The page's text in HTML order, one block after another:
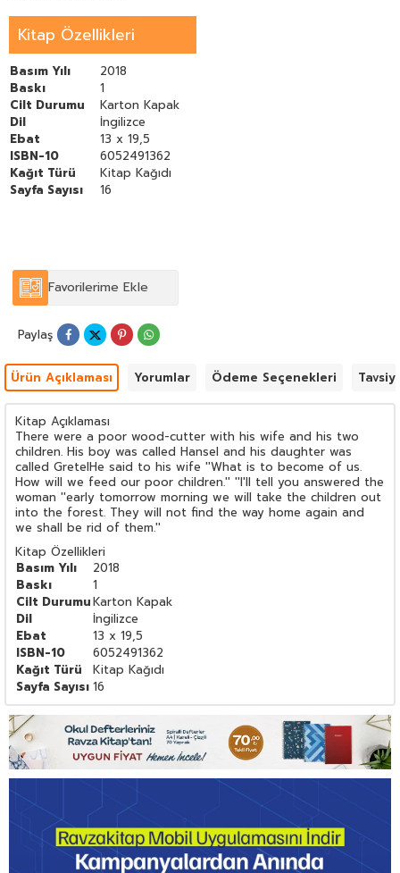
Kitap Özellikleri
Basım Yılı
2018
Baskı
1
Cilt Durumu
Karton Kapak
Dil
İngilizce
Ebat
13 x 19,5
ISBN-10
6052491362
Kağıt Türü
Kitap Kağıdı
Sayfa Sayısı
16
Favorilerime Ekle
Paylaş
Ürün Açıklaması Yorumlar Ödeme Seçenekleri
Kitap Açıklaması
There were a poor wood-cutter with his wife and his two
children. His boy was called Hansel and his daughter was
called GretelHe said to his wife ''What is to become of us.
How will we feed our poor children.'' ''I'll tell you answered the
woman ''early tomorrow morning we will take the children out
into the forest. They will not find the way home again and
we shall be rid of them.''
Kitap Özellikleri
Basım Yılı
2018
Baskı
1
Cilt DurumuKarton Kapak
Dil
İngilizce
Ebat
13 x 19,5
ISBN-10
6052491362
Kağıt Türü
Kitap Kağıdı
Sayfa Sayısı 16